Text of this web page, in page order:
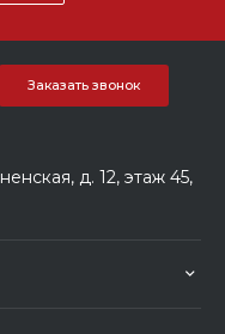
Заказать звонок
д. 12, этаж 45,